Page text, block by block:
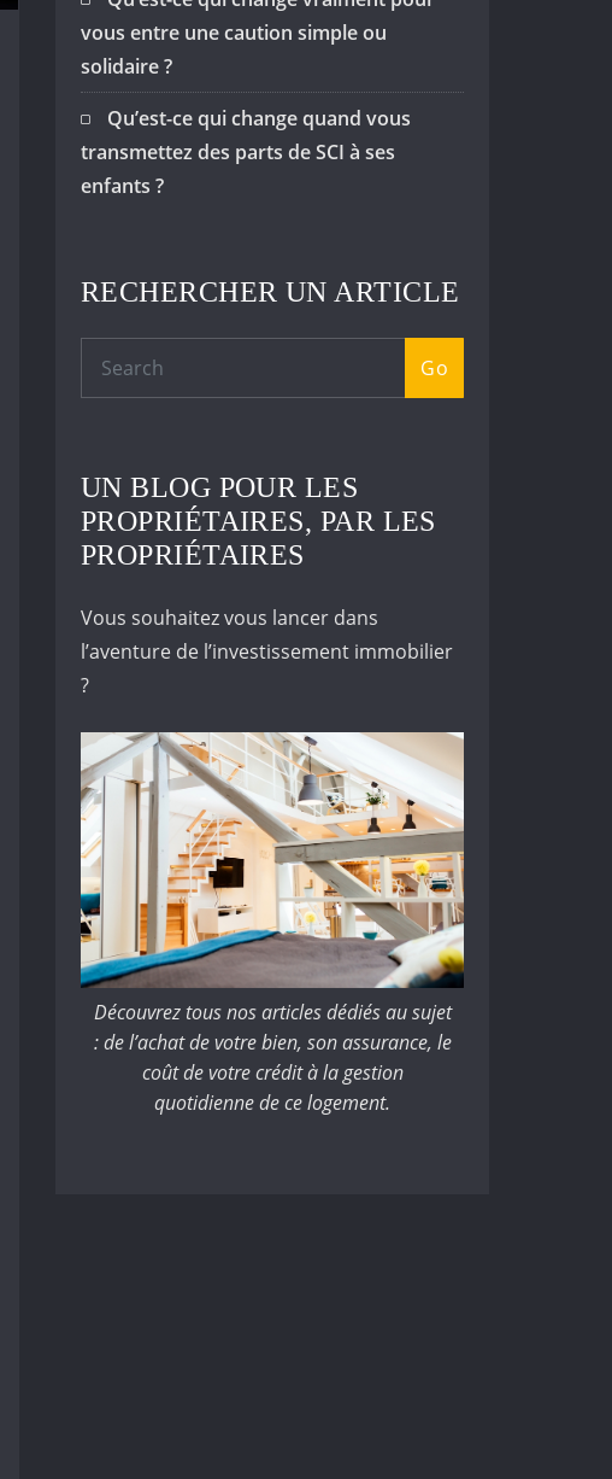
vous entre une caution simple ou
solidaire ?
Qu’est-ce qui change quand vous
transmettez des parts de SCI à ses
enfants ?
RECHERCHER UN ARTICLE
Go
UN BLOG POUR LES
PROPRIÉTAIRES, PAR LES
PROPRIÉTAIRES
Vous souhaitez vous lancer dans
l’aventure de l’investissement immobilier
?
Découvrez tous nos articles dédiés au sujet
: de l’achat de votre bien, son assurance, le
coût de votre crédit à la gestion
quotidienne de ce logement.